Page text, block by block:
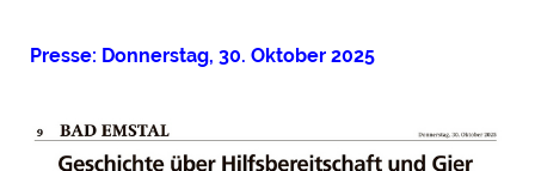
Presse: Donnerstag, 30. Oktober 2025